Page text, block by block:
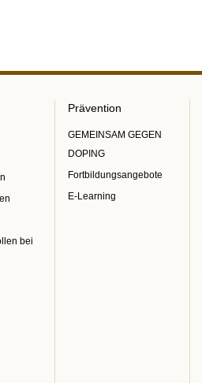
bei
Prävention
GEMEINSAM GEGEN
DOPING
Fortbildungsangebote
E-Learning